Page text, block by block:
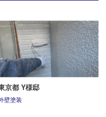
京都 Y様邸
壁塗装